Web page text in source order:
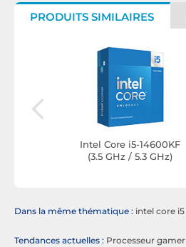
PRODUITS SIMILAIRES
Intel Core i5-14600KF
(3.5 GHz / 5.3 GHz)
Dans la même thématique : intel core i5
Tendances actuelles : Processeur gamer